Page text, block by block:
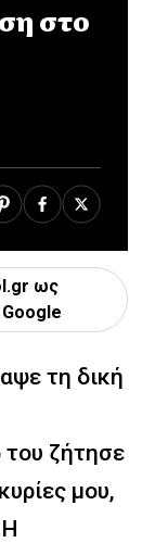
στο
ως
τη δική
ζήτησε
μου,